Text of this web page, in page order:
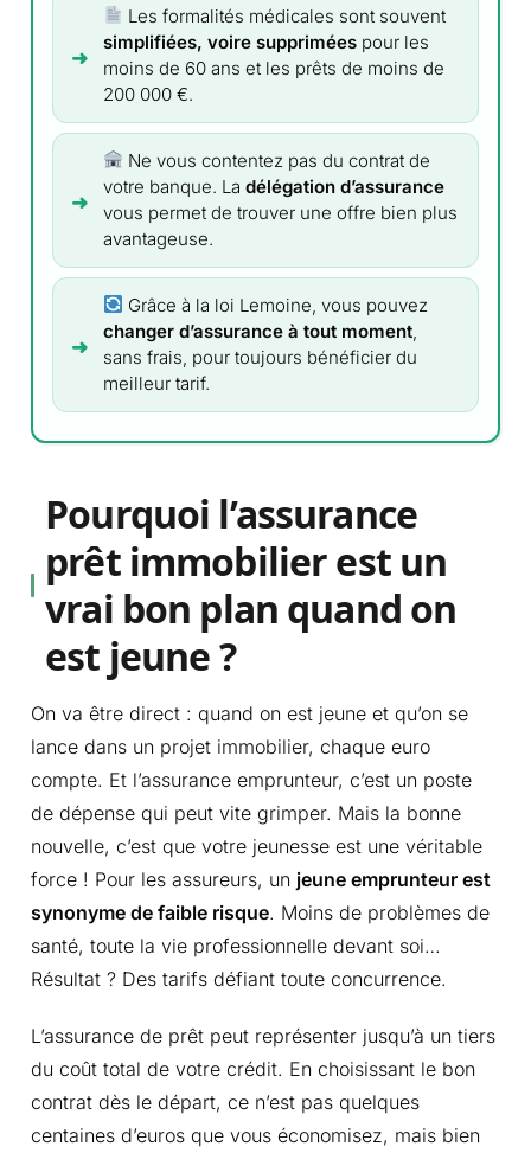
Les formalités médicales sont souvent
simplifiées, voire supprimées pour les
moins de 60 ans et les prêts de moins de
200 000 €.
Ne vous contentez pas du contrat de
votre banque. Ladélégation d’assurance
vous permet de trouver une offre bien plus
avantageuse.
Grâce à la loi Lemoine, vous pouvez
changer d’assurance à tout moment,
sans frais, pour toujours bénéficier du
meilleur tarif.
Pourquoi l’assurance
prêt immobilier est un
vrai bon plan quand on
est jeune ?
On va être direct : quand on est jeune et qu’on se
lance dans un projet immobilier, chaque euro
compte. Et l’assurance emprunteur, c’est un poste
de dépense qui peut vite grimper. Mais la bonne
nouvelle, c’est que votre jeunesse est une véritable
force ! Pour les assureurs, un jeune emprunteur est
synonyme de faible risque. Moins de problèmes de
santé, toute la vie professionnelle devant soi…
Résultat ? Des tarifs défiant toute concurrence.
L’assurance de prêt peut représenter jusqu’à un tiers
du coût total de votre crédit. En choisissant le bon
contrat dès le départ, ce n’est pas quelques
centaines d’euros que vous économisez, mais bien